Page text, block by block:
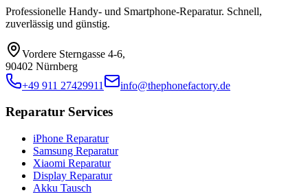
Professionelle Handy- und Smartphone-Reparatur. Schnell,
zuverlässig und günstig.
Vordere Sterngasse 4-6,
90402 Nürnberg
+49 911 27429911
info@thephonefactory.de
Reparatur Services
iPhone Reparatur
Samsung Reparatur
Xiaomi Reparatur
Display Reparatur
Akku Tausch